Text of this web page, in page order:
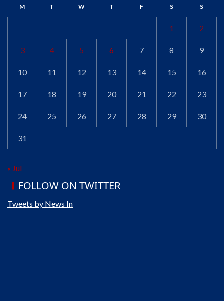
M T W T F S S
1 2
3 4 5 6 7 8 9
10 11 12 13 14 15 16
17 18 19 20 21 22 23
24 25 26 27 28 29 30
31
« Jul
FOLLOW ON TWITTER
Tweets by News In